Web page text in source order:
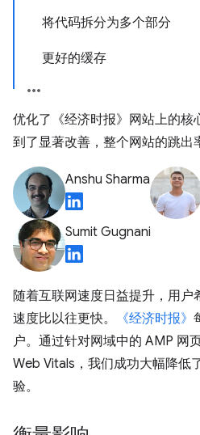
将代码拆分为多个部分
更好的缓存
优化了《经济时报》网站上的核
到了显著改善，整个网站的跳出
Anshu Sharma
Sumit Gugnani
随着互联网速度日益提升，用
速度比以往更快。
《经济时报》
户。通过针对网域中的 AMP 网
Web Vitals，我们成功大幅降低
验。